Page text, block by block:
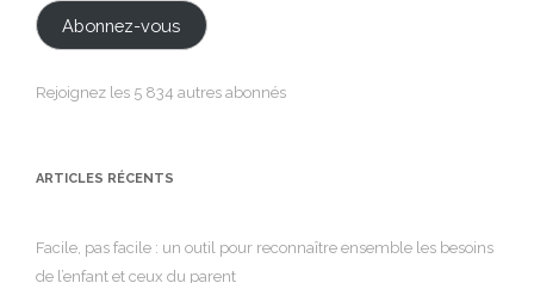
Abonnez-vous
Rejoignez les 5 834 autres abonnés
ARTICLES RÉCENTS
Facile, pas facile : un outil pour reconnaître ensemble les besoins
de l’enfant et ceux du parent